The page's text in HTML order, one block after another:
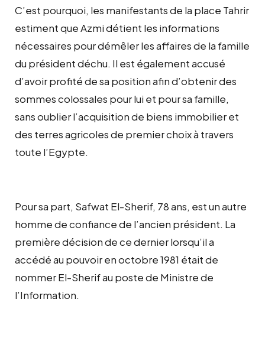
C’est pourquoi, les manifestants de la place Tahrir
estiment que Azmi détient les informations
nécessaires pour démêler les affaires de la famille
du président déchu. Il est également accusé
d’avoir profité de sa position afin d’obtenir des
sommes colossales pour lui et pour sa famille,
sans oublier l’acquisition de biens immobilier et
des terres agricoles de premier choix à travers
toute l’Egypte.
Pour sa part, Safwat El-Sherif, 78 ans, est un autre
homme de confiance de l’ancien président. La
première décision de ce dernier lorsqu’il a
accédé au pouvoir en octobre 1981 était de
nommer El-Sherif au poste de Ministre de
l’Information.